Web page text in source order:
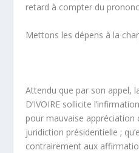
retard à compter du
Mettons les dépens à la
Attendu que par son appel,
D’IVOIRE sollicite
pour mauvaise appréciation
juridiction présidentielle ;
contrairement aux